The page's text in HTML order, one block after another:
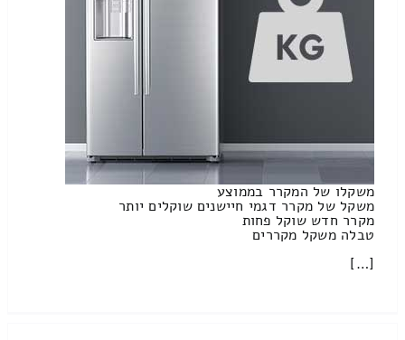
משקלו של המקרר בממוצע
משקל של מקרר דגמי חיישנים שוקלים יותר
מקרר חדש שוקל פחות
טבלה משקל מקררים
[…]